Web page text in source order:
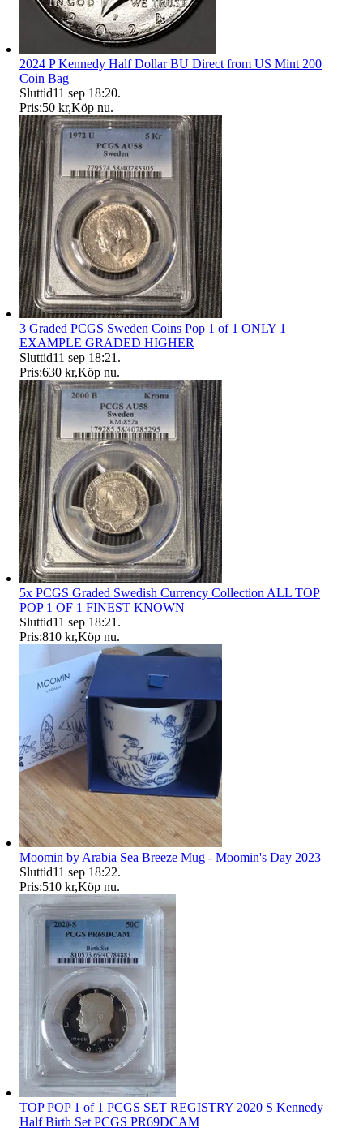
2024 P Kennedy Half Dollar BU Direct from US Mint 200
Coin Bag
Sluttid11 sep 18:20.
Pris:50 kr,Köp nu.
3 Graded PCGS Sweden Coins Pop 1 of 1 ONLY 1
EXAMPLE GRADED HIGHER
Sluttid11 sep 18:21 .
Pris:630 kr,Köp nu.
5x PCGS Graded Swedish Currency Collection ALL TOP
POP 1 OF 1 FINEST KNOWN
Sluttid11 sep 18:21 .
Pris:810 kr,Köp nu.
Moomin by Arabia Sea Breeze Mug - Moomin's Day 2023
Sluttid11 sep 18:22.
Pris:510 kr,Köp nu.
TOP POP 1 of 1 PCGS SET REGISTRY 2020 S Kennedy
Half Birth Set PCGS PR69DCAM